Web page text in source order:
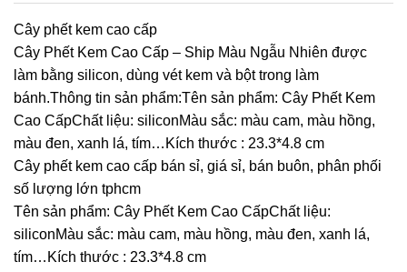
Cây phết kem cao cấp
Cây Phết Kem Cao Cấp – Ship Màu Ngẫu Nhiên được
làm bằng silicon, dùng vét kem và bột trong làm
bánh.Thông tin sản phẩm:Tên sản phẩm: Cây Phết Kem
Cao CấpChất liệu: siliconMàu sắc: màu cam, màu hồng,
màu đen, xanh lá, tím…Kích thước : 23.3*4.8 cm
Cây phết kem cao cấp bán sỉ, giá sỉ, bán buôn, phân phối
số lượng lớn tphcm
Tên sản phẩm: Cây Phết Kem Cao CấpChất liệu:
siliconMàu sắc: màu cam, màu hồng, màu đen, xanh lá,
tím…Kích thước : 23.3*4.8 cm